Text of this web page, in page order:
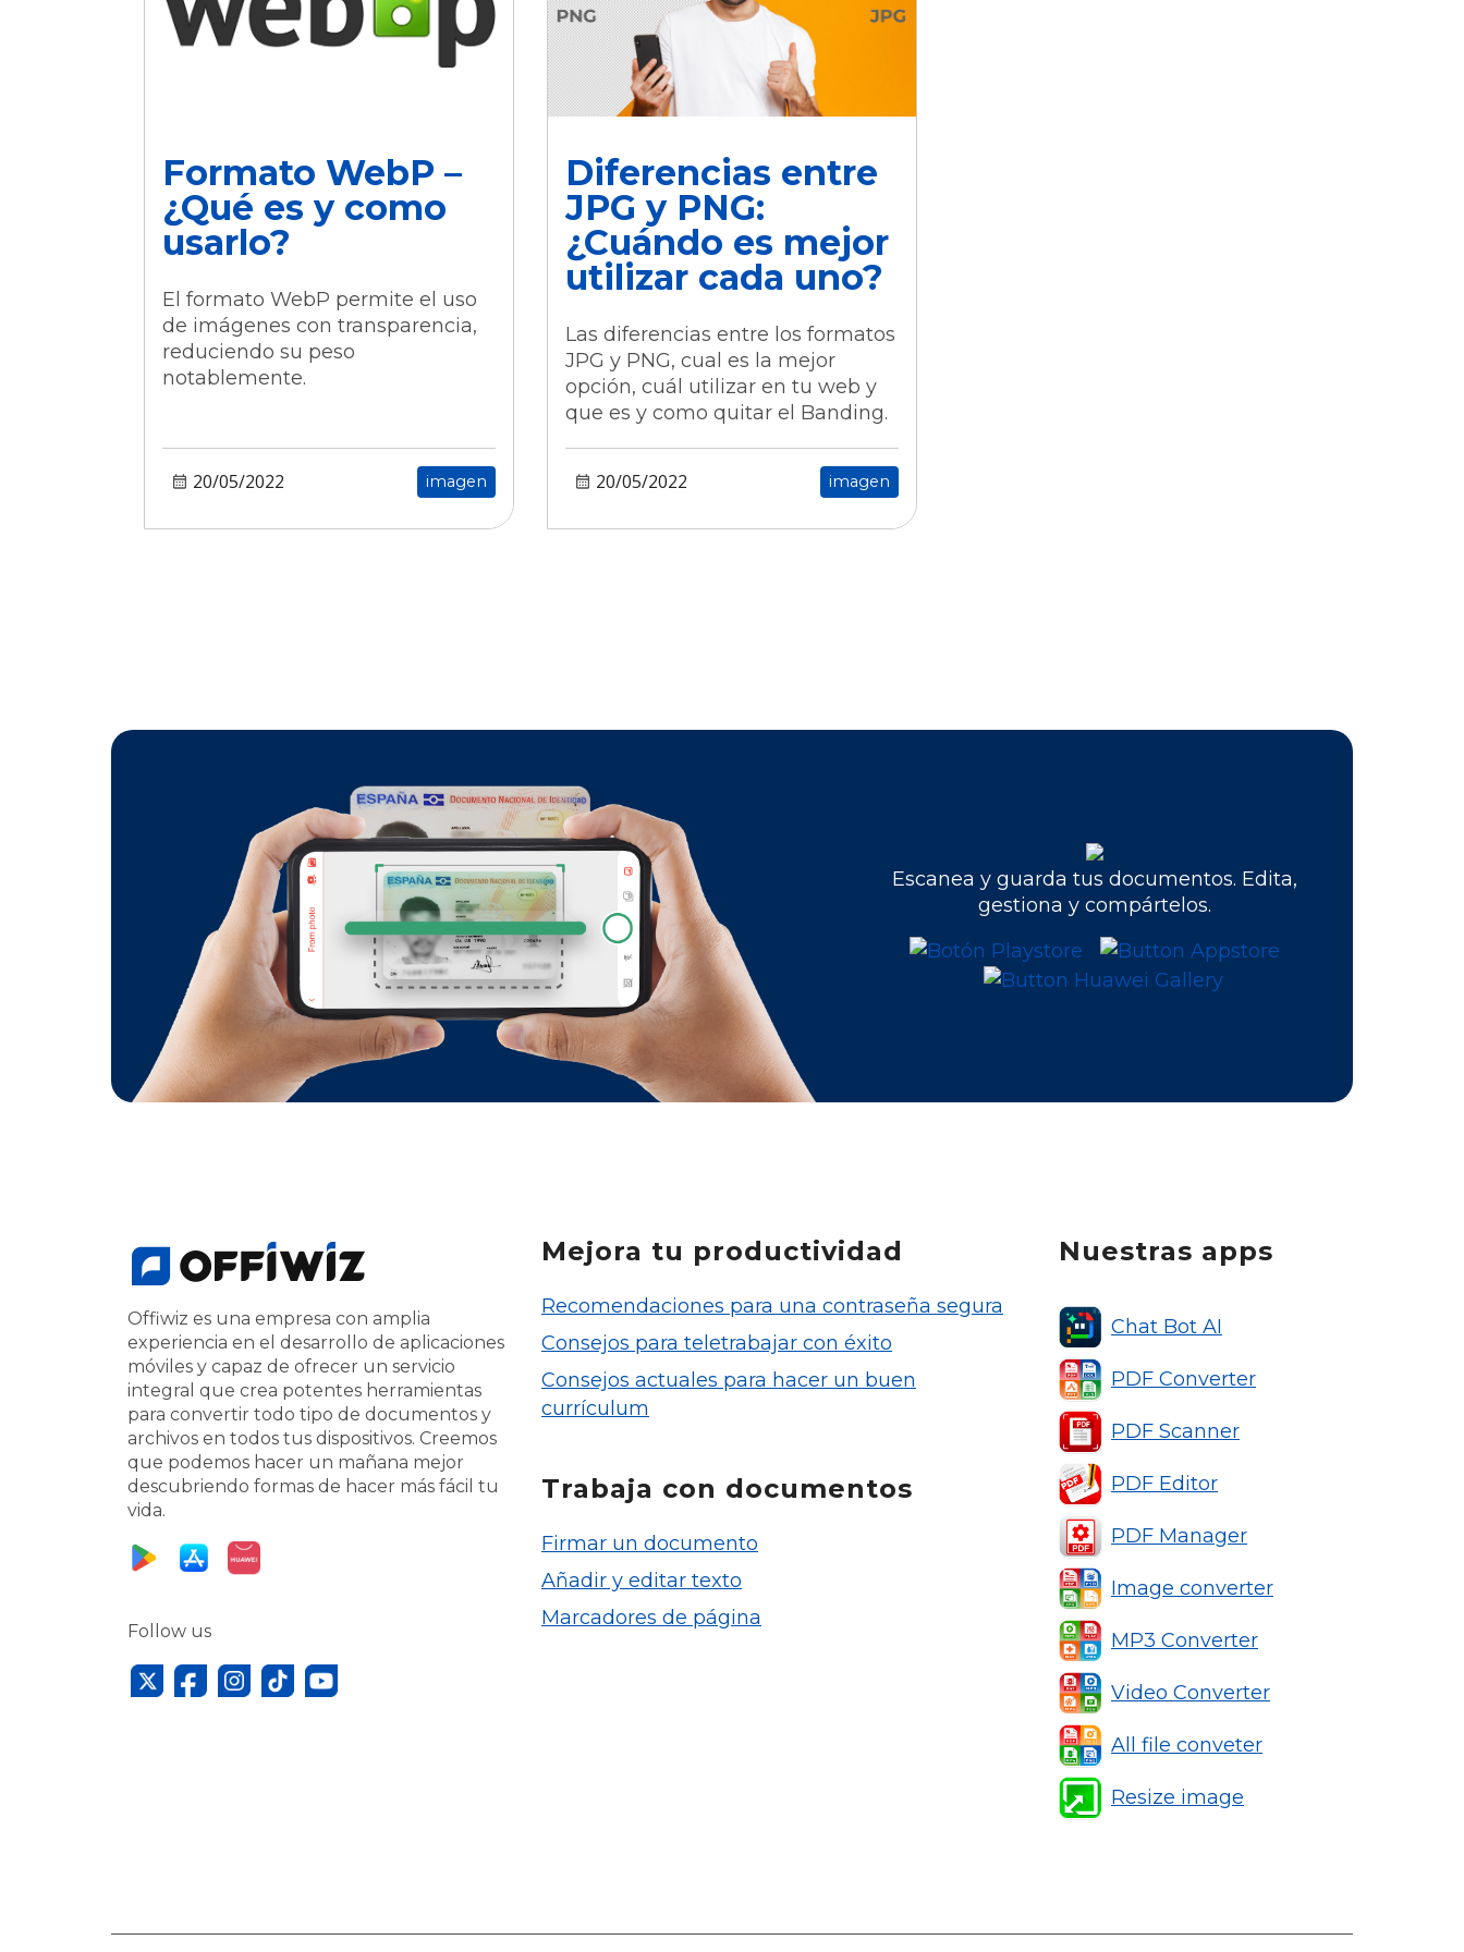
Formato WebP –
¿Qué es y como
usarlo?
El formato WebP permite el uso
de imágenes con transparencia,
reduciendo su peso
notablemente.
20/05/2022 imagen
Diferencias entre
JPG y PNG:
¿Cuándo es mejor
utilizar cada uno?
Las diferencias entre los formatos
JPG y PNG, cual es la mejor
opción, cuál utilizar en tu web y
que es y como quitar el Banding.
20/05/2022 imagen
Escanea y guarda tus documentos. Edita,
gestiona y compártelos.
Offiwiz es una empresa con amplia
experiencia en el desarrollo de aplicaciones
móviles y capaz de ofrecer un servicio
integral que crea potentes herramientas
para convertir todo tipo de documentos y
archivos en todos tus dispositivos. Creemos
que podemos hacer un mañana mejor
descubriendo formas de hacer más fácil tu
vida.
Follow us
Mejora tu productividad
Recomendaciones para una contraseña segura
Consejos para teletrabajar con éxito
Consejos actuales para hacer un buen
currículum
Trabaja con documentos
Firmar un documento
Añadir y editar texto
Marcadores de página
Nuestras apps
Chat Bot AI
PDF Converter
PDF Scanner
PDF Editor
PDF Manager
Image converter
MP3 Converter
Video Converter
All file conveter
Resize image